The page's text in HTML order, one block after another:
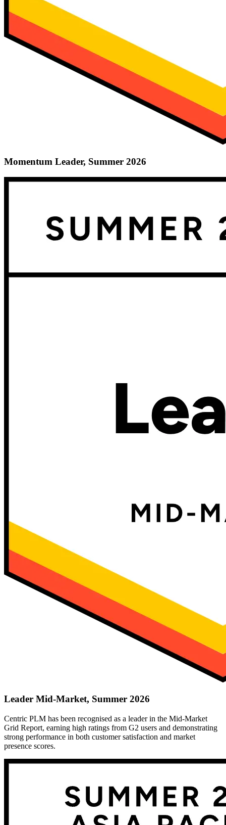
Momentum Leader, Summer 2026
Leader Mid-Market, Summer 2026
Centric PLM has been recognised as a leader in the Mid-Market
Grid Report, earning high ratings from G2 users and demonstrating
strong performance in both customer satisfaction and market
presence scores.